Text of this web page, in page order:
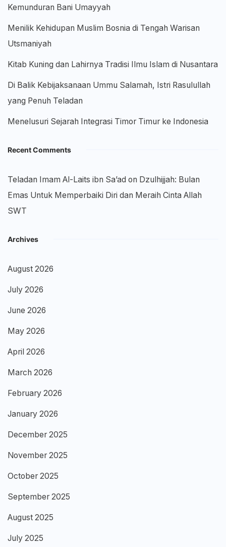
Kemunduran Bani Umayyah
Menilik Kehidupan Muslim Bosnia di Tengah Warisan
Utsmaniyah
Kitab Kuning dan Lahirnya Tradisi Ilmu Islam di Nusantara
Di Balik Kebijaksanaan Ummu Salamah, Istri Rasulullah
yang Penuh Teladan
Menelusuri Sejarah Integrasi Timor Timur ke Indonesia
Recent Comments
Teladan Imam Al-Laits ibn Sa’ad on Dzulhijjah: Bulan
Emas Untuk Memperbaiki Diri dan Meraih Cinta Allah
SWT
Archives
August 2026
July 2026
June 2026
May 2026
April 2026
March 2026
February 2026
January 2026
December 2025
November 2025
October 2025
September 2025
August 2025
July 2025